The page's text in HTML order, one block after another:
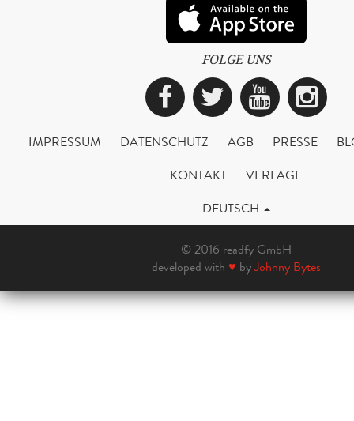
FOLGE UNS
Facebook
Twitter
IMPRESSUM DATENSCHUTZ AGB PRESSE
KONTAKT
VERLAGE
DEUTSCH
© 2016 readfy GmbH
developed with ♥ byJohnny Bytes